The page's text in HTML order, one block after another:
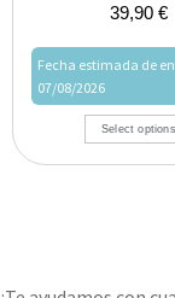
39,90 €
Fecha estimada de
07/08/2026
Select options